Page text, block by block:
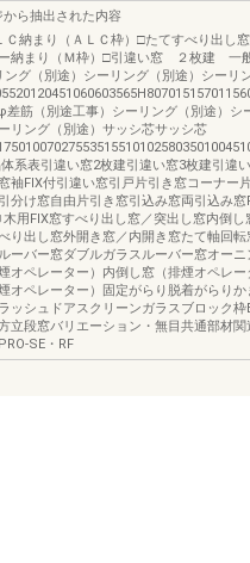
から抽出された内容
Ｃ納まり（ＡＬＣ枠）□たてすべり出し
納まり（Ｍ枠）□引違い窓 ２枚建 一
ング（別途）シーリング（別途）シーリ
差筋（別途工事）シーリング（別途）シ
リング（別途）サッシ芯サッシ芯
系表引違い窓2枚建引違い窓3枚建引違
袖FIX付引違い窓引戸片引き窓コーナー
分け窓自由片引き窓引込み窓両引込み窓
木用FIX窓すべり出し窓／突出し窓内倒し
り出し窓外開き窓／内開き窓たて軸回
ーバー窓ダブルガラスルーバー窓オーニ
オペレーター）内倒し窓（排煙オペレー
オペレーター）固定がらり脱着がらり
ッシュドアスクリーンガラスブロック
立段窓バリエーション・無目共通部材関
SE・RF